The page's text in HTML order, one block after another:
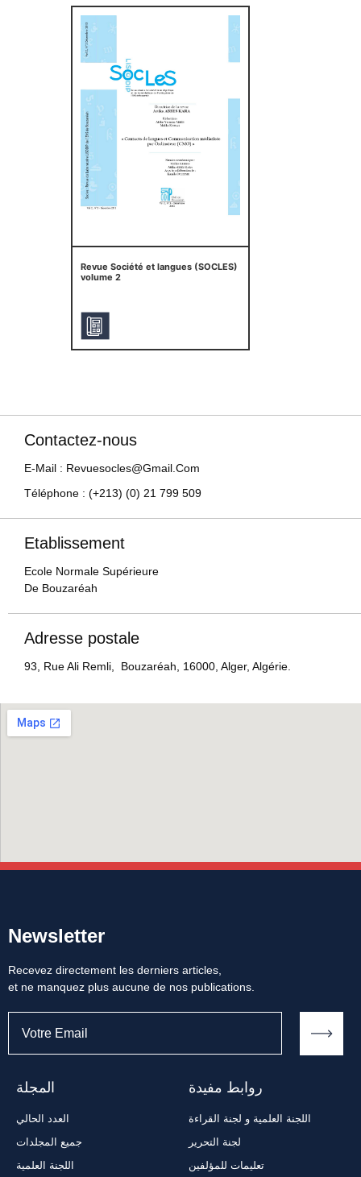
Revue Société et langues (SOCLES)
volume 2
Contactez-nous
E-Mail : Revuesocles@gmail.com
Téléphone : (+213) (0) 21 799 509
Etablissement
Ecole Normale Supérieure
De Bouzaréah
Adresse postale
93, Rue Ali Remli, Bouzaréah, 16000, Alger, Algérie.
Newsletter
Recevez directement les derniers articles,
et ne manquez plus aucune de nos publications.
المجلة
العدد الحالي
جميع المجلدات
اللجنة العلمية
روابط مفيدة
اللجنة العلمية و لجنة القراءة
لجنة التحرير
تعليمات للمؤلفين